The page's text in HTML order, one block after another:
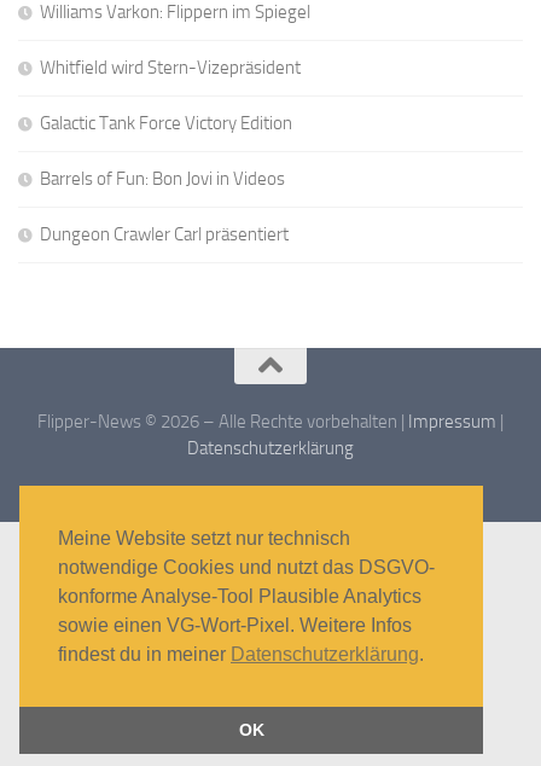
Williams Varkon: Flippern im Spiegel
Whitfield wird Stern-Vizepräsident
Galactic Tank Force Victory Edition
Barrels of Fun: Bon Jovi in Videos
Dungeon Crawler Carl präsentiert
Flipper-News © 2026 – Alle Rechte vorbehalten | Impressum
Datenschutzerklärung
Meine Website setzt nur technisch
notwendige Cookies und nutzt das DSGVO-
konforme Analyse-Tool Plausible Analytics
sowie einen VG-Wort-Pixel. Weitere Infos
findest du in meiner Datenschutzerklärung.
OK